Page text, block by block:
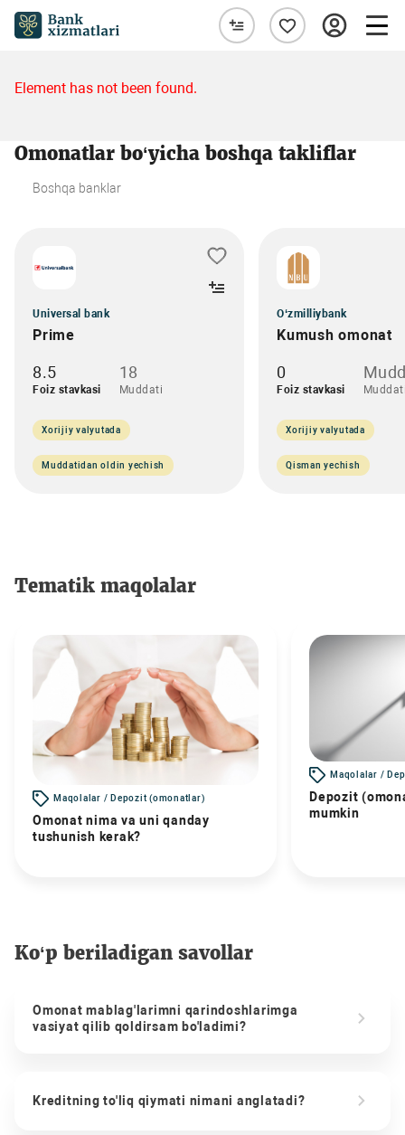
Element has not been found.
Omonatlar bo‘yicha boshqa takliflar
Boshqa banklar
Universal bank
Prime
8.5
Foiz stavkasi
18
Muddati
Xorijiy valyutada
Muddatidan oldin yechish
O‘zmilliybank
Kumush omonat
0
Foiz stavkasi
Xorijiy valyutada
Qisman yechish
Tematik maqolalar
Maqolalar / Depozit (omonatlar)
Omonat nima va uni qanday
tushunish kerak?
Maqolalar /
Depozit
mumkin
Ko‘p beriladigan savollar
Omonat mablag'larimni qarindoshlarimga
vasiyat qilib qoldirsam bo'ladimi?
Kreditning to'liq qiymati nimani anglatadi?